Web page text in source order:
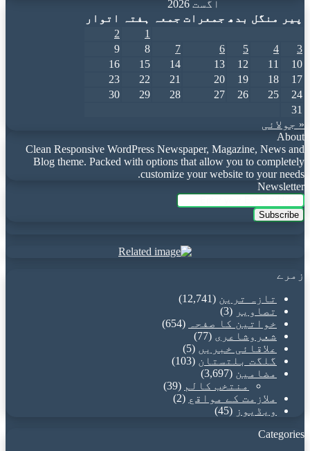
اگست 2026
پیر
منگل بدھ جمعرات جمعہ ہفتہ
اتوار
1
2
3
4
5
6
7
8
9
10
11
12
13
14
15
16
17
18
19
20
21
22
23
24
25
26
27
28
29
30
31
« جولائی
About
Clean Responsive WordPress Newspaper, Magazine, News and
Blog theme. Packed with options that allow you to completely
customize your website to your needs.
Newsletter
Enter
your
Email
زمرے
تازہ ترین (12,741)
تصاویر (3)
خواتین کا صفحہ
(654)
شعروشاعری (77)
علاقائی خبریں (5)
گلگت بلتستان (103)
مضامین (3,697)
منتخب کالم (39)
ملازمت کے مواقع (2)
ویڈیوز (45)
Categories